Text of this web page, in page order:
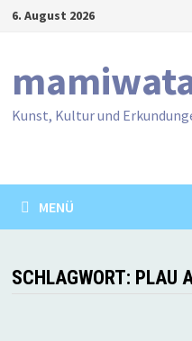
Zum6. August 2026
Kunst, Kultur und
MENÜ
SCHLAGWORT: PLAU